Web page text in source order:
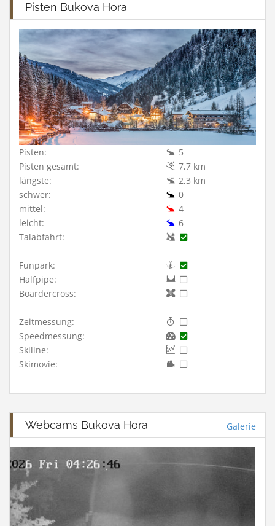
Pisten Bukova Hora
Pisten:
5
Pisten gesamt:
7,7 km
längste:
2,3 km
schwer:
0
mittel:
4
leicht:
6
Talabfahrt:
Funpark:
Halfpipe:
Boardercross:
Zeitmessung:
Speedmessung:
Skiline:
Skimovie:
Webcams Bukova Hora Galerie